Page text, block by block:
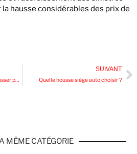
hausse considérables des prix de
Changer un filtre à huile sans passer par un garagiste
SUIVANT
Quelle housse siège auto choisir ?
MÊME CATÉGORIE